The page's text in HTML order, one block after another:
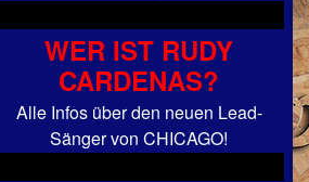
WER IST RUDY
CARDENAS?
Alle Infos über den neuen Lead-
Sänger von CHICAGO!